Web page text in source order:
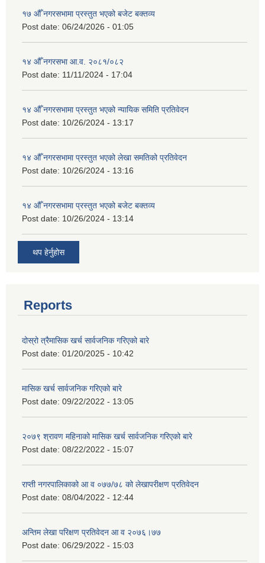
१७ औँ नगरसभामा प्रस्तुत भएको बजेट बक्तव्य
Post date: 06/24/2026 - 01:05
१४ औँ नगरसभा आ.व. २०८१/०८२
Post date: 11/11/2024 - 17:04
१४ औँ नगरसभामा प्रस्तुत भएको न्यायिक समिति प्रतिवेदन
Post date: 10/26/2024 - 13:17
१४ औँ नगरसभामा प्रस्तुत भएको लेखा समतिको प्रतिवेदन
Post date: 10/26/2024 - 13:16
१४ औँ नगरसभामा प्रस्तुत भएको बजेट बक्तव्य
Post date: 10/26/2024 - 13:14
थप हेर्नुहोस
Reports
दोस्रो त्रैमासिक खर्च सार्वजनिक गरिएको बारे
Post date: 01/20/2025 - 10:42
मासिक खर्च सार्वजनिक गरिएको बारे
Post date: 09/22/2022 - 13:05
२०७९ श्रावण महिनाको मासिक खर्च सार्वजनिक गरिएको बारे
Post date: 08/22/2022 - 15:07
राप्ती नगरपालिकाको आ व ०७७/७८ को लेखापरीक्षण प्रतिवेदन
Post date: 08/04/2022 - 12:44
अन्तिम लेखा परिक्षण प्रतिवेदन आ व २०७६।७७
Post date: 06/29/2022 - 15:03